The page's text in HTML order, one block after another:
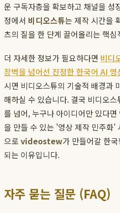
운 구독자층을 확보하고 채널을 성
정에서 비디오스튜는 제작 시간을
츠의 질을 한 단계 끌어올리는 핵
더 자세한 정보가 필요하다면 비디
장벽을 넘어선 진정한 한국어 AI 영
시면 비디오스튜의 기술적 배경과
해하실 수 있습니다. 결국 비디오
를 넘어, 누구나 아이디어만 있다
을 만들 수 있는 '영상 제작 민주화'
으로 videostew가 만들어갈 한
되는 이유입니다.
자주 묻는 질문 (FAQ)